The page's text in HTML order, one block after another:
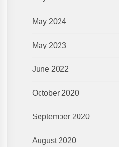
May 2024
May 2023
June 2022
October 2020
September 2020
August 2020